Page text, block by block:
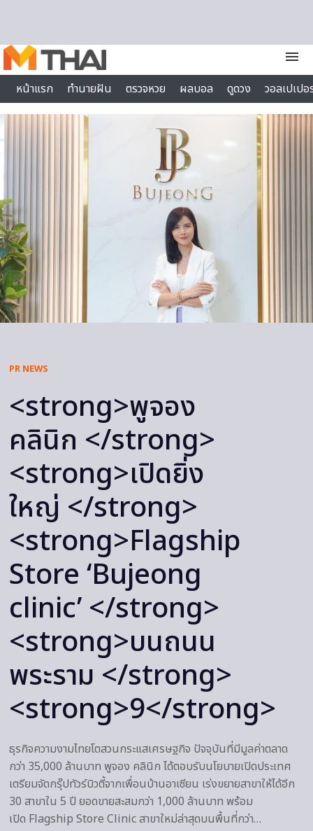
menu
หน้าแรก
ทำนายฝัน ตรวจหวย ผลบอล ดูดวง
วอลเปเป
ไลฟ์สไตล์
PR NEWS
<strong>พูจอง
คลินิก </strong>
<strong>เปิดยิ่ง
ใหญ่ </strong>
<strong>Flagship
Store ‘Bujeong
clinic’ </strong>
<strong>บนถนน
พระราม </strong>
<strong>9</strong>
ธุรกิจความงามไทยโตสวนกระแสเศรษฐกิจ ปัจจุบันที่มีมูลค่าตลาด
กว่า 35,000 ล้านบาท พูจอง คลินิก ได้ตอบรับนโยบายเปิดประเทศ
เตรียมจัดกรุ๊ปทัวร์บิวตี้จากเพื่อนบ้านอาเซียน เร่งขยายสาขาให้ได้อีก
30 สาขาใน 5 ปี ยอดขายสะสมกว่า 1,000 ล้านบาท พร้อม
เปิด Flagship Store Clinic สาขาใหม่ล่าสุดบนพื้นที่กว่า…